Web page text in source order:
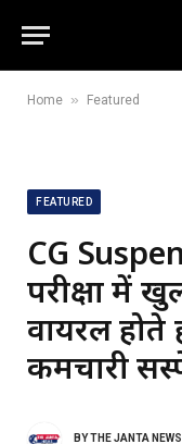
Home » Featured
FEATURED
CG
परीक्षा में
वायरल होते
कर्मचारी
BYTHE JANTA NEWS